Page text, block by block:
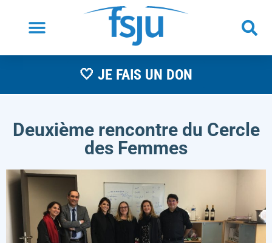
🤍 JE FAIS UN DON
Deuxième rencontre du Cercle
des Femmes